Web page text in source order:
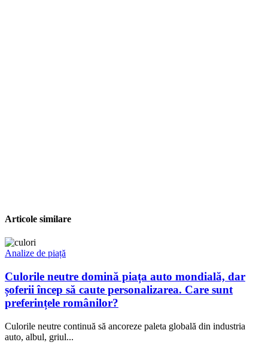
Articole similare
Analize de piață
Culorile neutre domină piața auto mondială, dar
șoferii încep să caute personalizarea. Care sunt
preferințele românilor?
Culorile neutre continuă să ancoreze paleta globală din industria
auto, albul, griul...